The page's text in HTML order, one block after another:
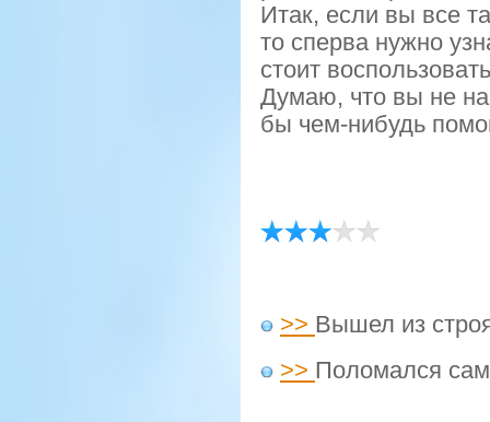
Итак, если вы все
то сперва нужно
стоит
Думаю, что вы не
бы чем-нибудь
>> Вышел из
>> Поломался